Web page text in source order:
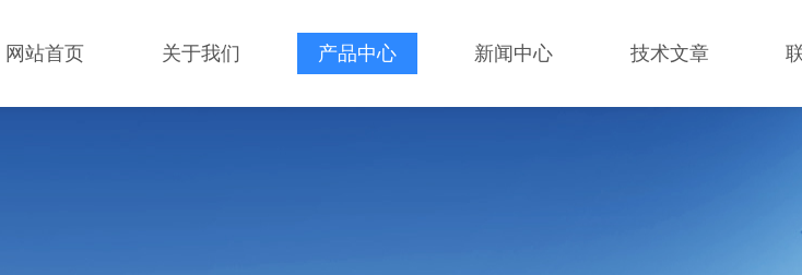
网站首页 关于我们 产品中心 新闻中心 技术文章